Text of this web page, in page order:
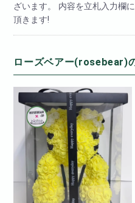
ざいます。 内容を立札入力欄
頂きます!
ローズベアー(rosebear)